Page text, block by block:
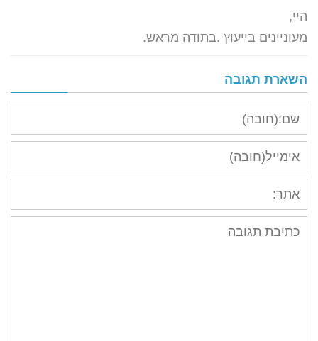
היי,
מעוניינים בייעוץ .בתודה מראש.
השארת תגובה